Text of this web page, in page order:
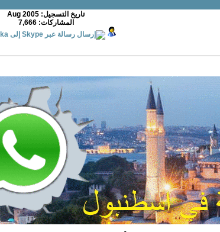
تاريخ التسجيل: Aug 2005
المشاركات: 7,666